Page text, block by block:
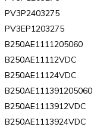
PV3P2403275
PV3EP1203275
B250AE1111205060
B250AE11112VDC
B250AE11124VDC
B250AE111391205060
B250AE1113912VDC
B250AE1113924VDC